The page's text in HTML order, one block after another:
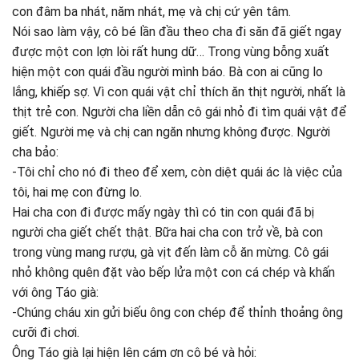
con đâm ba nhát, năm nhát, mẹ và chị cứ yên tâm.
Nói sao làm vậy, cô bé lần đầu theo cha đi săn đã giết ngay
được một con lợn lòi rất hung dữ… Trong vùng bỗng xuất
hiện một con quái đầu người mình báo. Bà con ai cũng lo
lắng, khiếp sợ. Vì con quái vật chỉ thích ăn thịt người, nhất là
thịt trẻ con. Người cha liền dẫn cô gái nhỏ đi tìm quái vật để
giết. Người mẹ và chị can ngăn nhưng không được. Người
cha bảo:
-Tôi chỉ cho nó đi theo để xem, còn diệt quái ác là việc của
tôi, hai mẹ con đừng lo.
Hai cha con đi được mấy ngày thì có tin con quái đã bị
người cha giết chết thật. Bữa hai cha con trở về, bà con
trong vùng mang rượu, gà vịt đến làm cỗ ăn mừng. Cô gái
nhỏ không quên đặt vào bếp lửa một con cá chép và khấn
với ông Táo già:
-Chúng cháu xin gửi biếu ông con chép để thỉnh thoảng ông
cưỡi đi chơi.
Ông Táo già lại hiện lên cám ơn cô bé và hỏi: